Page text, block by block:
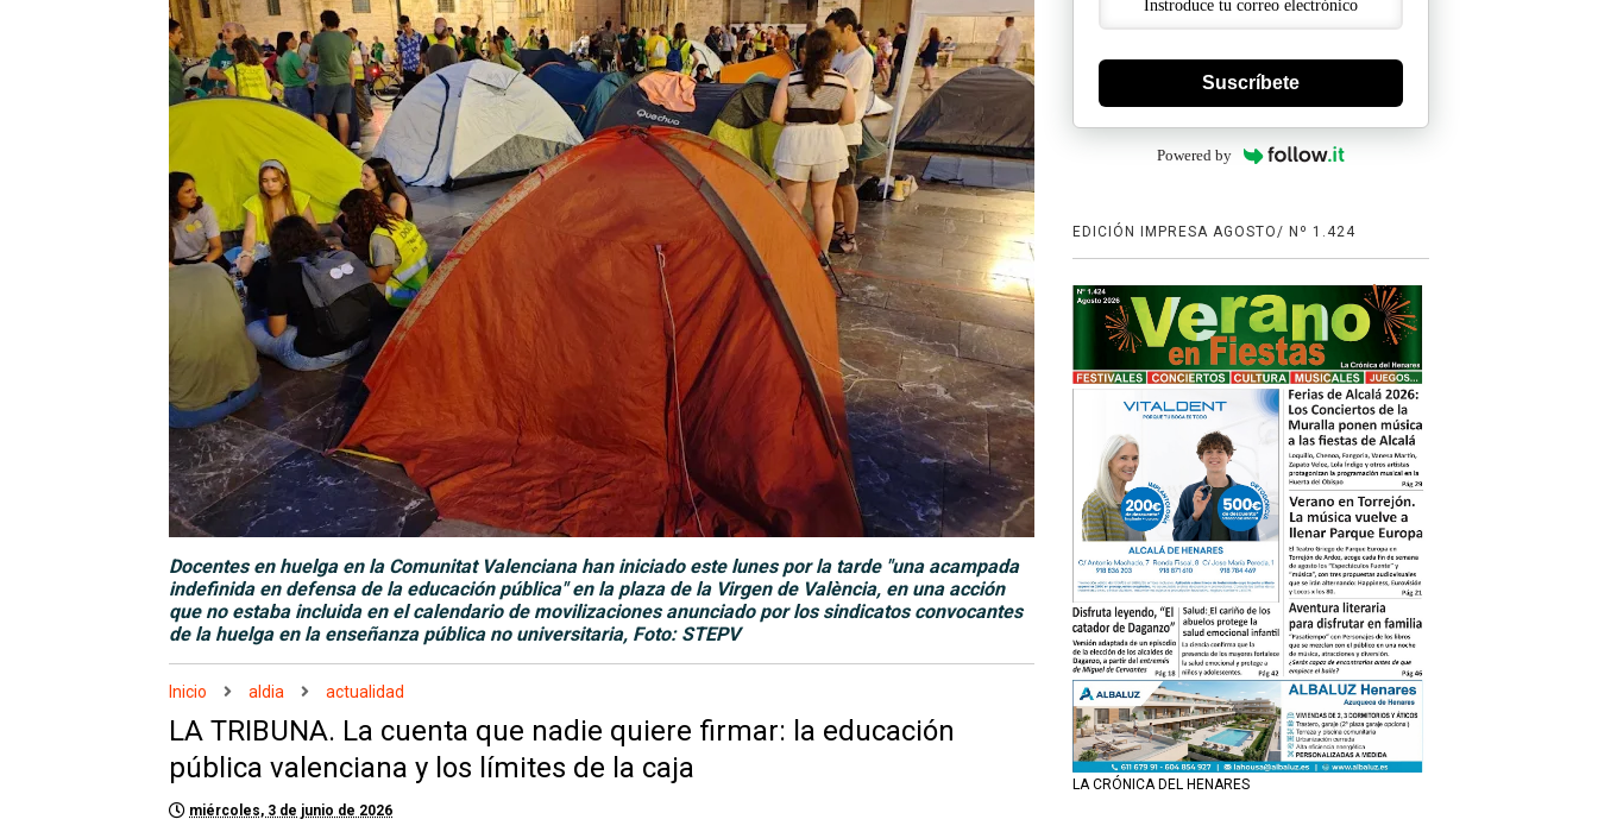
Docentes en huelga en la Comunitat Valenciana han iniciado este lunes por la tarde "una acampada
indefinida en defensa de la educación pública" en la plaza de la Virgen de València, en una acción
que no estaba incluida en el calendario de movilizaciones anunciado por los sindicatos convocantes
de la huelga en la enseñanza pública no universitaria, Foto: STEPV
Inicio aldia actualidad
LA TRIBUNA. La cuenta que nadie quiere firmar: la educación
pública valenciana y los límites de la caja
miércoles, 3 de junio de 2026
Suscríbete
Powered by
EDICIÓN IMPRESA AGOSTO/ Nº 1.424
LA CRÓNICA DEL HENARES